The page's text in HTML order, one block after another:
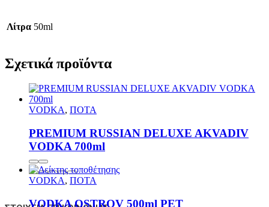
Λίτρα 50ml
Σχετικά προϊόντα
VODKA, ΠΟΤΑ
PREMIUM RUSSIAN DELUXE AKVADIV
VODKA 700ml
VODKA, ΠΟΤΑ
VODKA OSTROV 500ml PET